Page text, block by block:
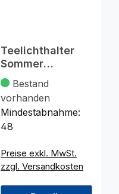
Teelichthalter
Sommer
8,5x7,5x2,4cm,
GlasBestand
vorhanden
Mindestabnahme:
48
Preise exkl. MwSt.
zzgl. Versandkosten